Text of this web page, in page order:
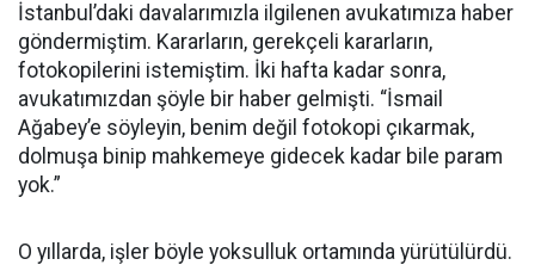
İstanbul’daki davalarımızla ilgilenen avukatımıza haber
göndermiştim. Kararların, gerekçeli kararların,
fotokopilerini istemiştim. İki hafta kadar sonra,
avukatımızdan şöyle bir haber gelmişti. “İsmail
Ağabey’e söyleyin, benim değil fotokopi çıkarmak,
dolmuşa binip mahkemeye gidecek kadar bile param
yok.”
O yıllarda, işler böyle yoksulluk ortamında yürütülürdü.